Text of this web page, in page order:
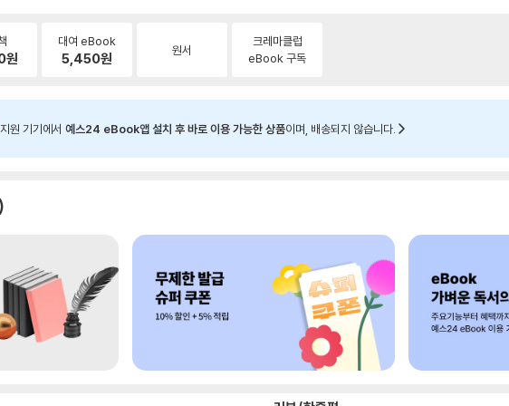
원
대여 eBook
5,450원 원서
크레마클럽
eBook 구독
원 기기에서 예스24 eBook앱 설치 후 바로 이용 가능한 상품이며, 배송되지 않습니다.